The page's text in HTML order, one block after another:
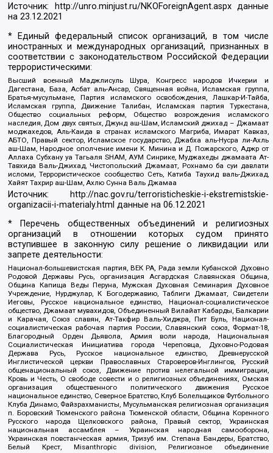
Источник: http://unro.minjust.ru/NKOForeignAgent.aspxданные
на23.12.2021
* Единый федеральный список организаций, в том числе
иностранных и международных организаций, признанных в
соответствии с законодательством Российской Федерации
террористическими:
Высший военный Маджлисуль Шура, Конгресс народов Ичкерии и
Дагестана, База, Асбат аль-Ансар, Священная война, Исламская группа,
Братья-мусульмане, Партия исламского освобождения, Лашкар-И-Тайба,
Исламская группа, Движение Талибан, Исламская партия Туркестана,
Общество социальных реформ, Общество возрождения исламского
наследия, Дом двух святых, Джунд аш-Шам, Исламский джихад – Джамаат
моджахедов, Аль-Каида в странах исламского Магриба, Имарат Кавказ,
АБТО, Правый сектор, Исламское государство, Джабха аль-Нусра ли-Ахль
аш-Шам, Народное ополчение имени К. Минина и Д. Пожарского, Аджр от
Аллаха Субхану уа Тагьаля SHAM, АУМ Синрике, Муджахеды джамаата Ат-
Тавхида Валь-Джихад, Чистопольский Джамаат, Рохнамо ба суи давлати
исломи, Террористическое сообщество Сеть, Катиба Таухид валь-Джихад,
Хайят Тахрир аш-Шам, Ахлю Сунна Валь Джамаа
Источник:
http://nac.gov.ru/terroristicheskie-i-ekstremistskie-
organizacii-i-materialy.html данные на06.12.2021
* Перечень общественных объединений и религиозных
организаций в отношении которых судом принято
вступившее в законную силу решение о ликвидации или
запрете деятельности:
Национал-большевистская партия, ВЕК РА, Рада земли Кубанской Духовно
Родовой Державы Русь, организация Асгардская Славянская Община,
Община Капища Веды Перуна, Мужская Духовная Семинария Духовное
Учреждение, Нурджулар, К Богодержавию, Таблиги Джамаат, Свидетели
Иеговы, Русское национальное единство, Национал-социалистическое
общество, Джамаат мувахидов, Объединенный Вилайат Кабарды, Балкарии
и Карачая, Союз славян, Ат-Такфир Валь-Хиджра, Пит Буль, Национал-
социалистическая рабочая партия России, Славянский союз, Формат-18,
Благородный Орден Дьявола, Армия воли народа, Национальная
Социалистическая Инициатива города Череповца, Духовно-Родовая
Держава Русь, Русское национальное единство, Древнерусской
Инглистической церкви Православных Староверов-Инглингов, Русский
общенациональный союз, Движение против нелегальной иммиграции,
Кровь и Честь, О свободе совести и о религиозных объединениях, Омская
организация общественного политического движения Русское
национальное единство, Северное Братство, Клуб Болельщиков Футбольного
Клуба Динамо, Файзрахманисты, Мусульманская религиозная организация
п. Боровский Тюменского района Тюменской области, Община Коренного
Русского народа Щелковского района, Правый сектор, Украинская
национальная ассамблея – Украинская народная самооборона,
Украинская повстанческая армия, Тризуб им. Степана Бандеры, Братство,
Белый Крест, Misanthropic division, Религиозное объединение